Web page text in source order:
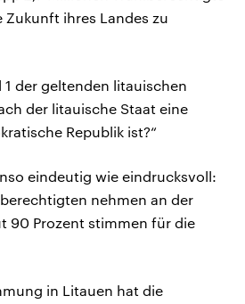
ihres Landes zu
1 der geltenden litauischen
der litauische Staat eine
Republik ist?“
eindeutig wie eindrucksvoll:
nehmen an der
90 Prozent stimmen für die
in Litauen hat die